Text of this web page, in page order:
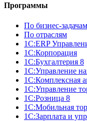
Программы
По бизнес-задачам
По отраслям
1C:ERP
1С:Корпорация
1С:Бухгалтерия 8
1С:Управление
1С:Комплексная
1С:Управление
1С:Розница 8
1С:Мобильная
1С:Зарплата и